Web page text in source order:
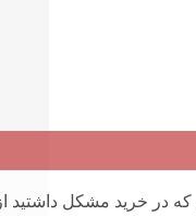
در خرید مشکل داشتید